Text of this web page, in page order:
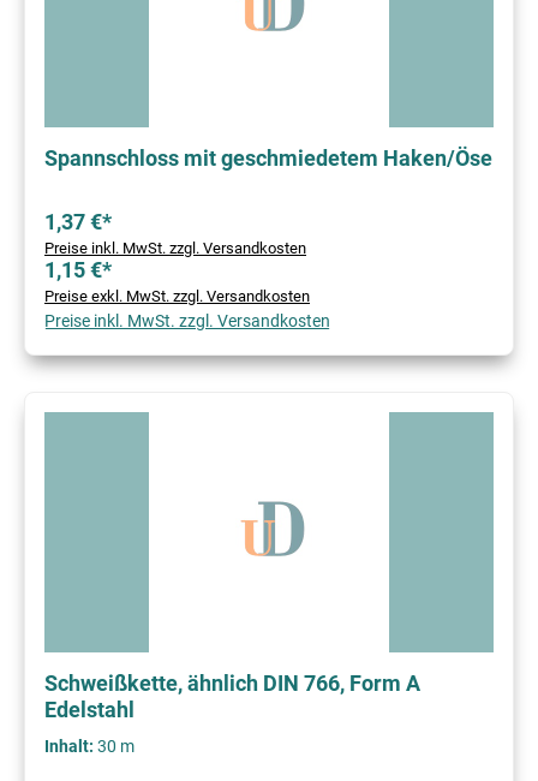
Spannschloss mit geschmiedetem Haken/Öse
1,37 €*
Preise inkl. MwSt. zzgl. Versandkosten
1,15 €*
Preise exkl. MwSt. zzgl. Versandkosten
Preise inkl. MwSt. zzgl. Versandkosten
Schweißkette, ähnlich DIN 766, Form A
Edelstahl
Inhalt: 30 m